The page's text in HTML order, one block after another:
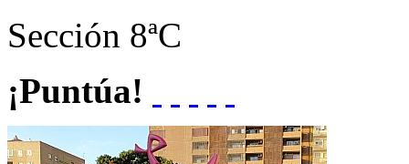
Sección 8ªC
¡Puntúa!